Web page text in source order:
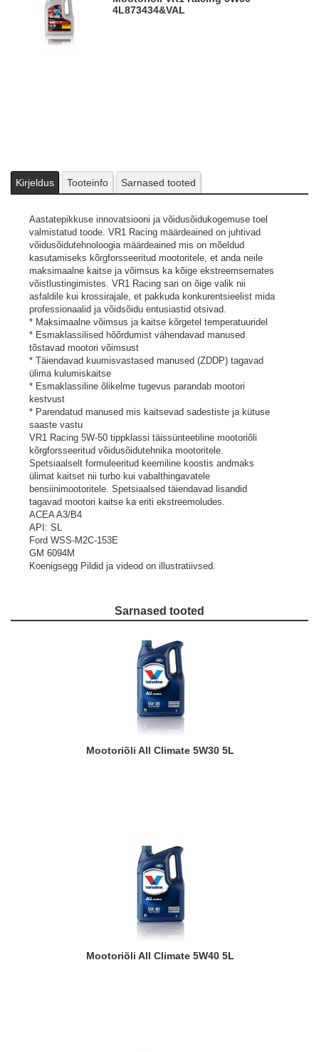
4L873434&VAL
Kirjeldus Tooteinfo Sarnased tooted
Aastatepikkuse innovatsiooni ja võidusõidukogemuse toel
valmistatud toode. VR1 Racing määrdeained on juhtivad
võidusõidutehnoloogia määrdeained mis on mõeldud
kasutamiseks kõrgforsseeritud mootoritele, et anda neile
maksimaalne kaitse ja võimsus ka kõige ekstreemsemates
võistlustingimistes. VR1 Racing sari on õige valik nii
asfaldile kui krossirajale, et pakkuda konkurentsieelist mida
professionaalid ja võidsõidu entusiastid otsivad.
* Maksimaalne võimsus ja kaitse kõrgetel temperatuuridel
* Esmaklassilised hõõrdumist vähendavad manused
tõstavad mootori võimsust
* Täiendavad kuumisvastased manused (ZDDP) tagavad
ülima kulumiskaitse
* Esmaklassiline õlikelme tugevus parandab mootori
kestvust
* Parendatud manused mis kaitsevad sadestiste ja kütuse
saaste vastu
VR1 Racing 5W-50 tippklassi täissünteetiline mootoriõli
kõrgforsseeritud võidusõidutehnika mootoritele.
Spetsiaalselt formuleeritud keemiline koostis andmaks
ülimat kaitset nii turbo kui vabalthingavatele
bensiinimootoritele. Spetsiaalsed täiendavad lisandid
tagavad mootori kaitse ka eriti ekstreemoludes.
ACEA A3/B4
API: SL
Ford WSS-M2C-153E
GM 6094M
Koenigsegg Pildid ja videod on illustratiivsed.
Sarnased tooted
Mootoriõli All Climate 5W30 5L
Mootoriõli All Climate 5W40 5L